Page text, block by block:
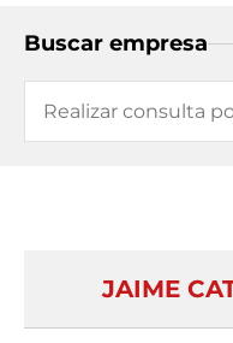
Buscar empresa
JAIME